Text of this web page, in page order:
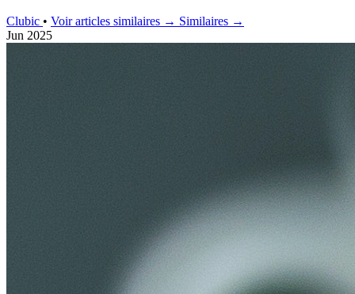
Clubic • Voir articles similaires → Similaires →
Jun 2025